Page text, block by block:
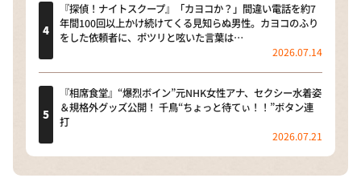
『探偵！ナイトスクープ』「カヨコか？」間違い電話を約7
年間100回以上かけ続けてくる見知らぬ男性。カヨコのふり
をした依頼者に、ポツリと呟いた言葉は…
2026.07.14
『相席食堂』“爆烈ボイン”元NHK女性アナ、セクシー水着姿
＆規格外グッズ公開！ 千鳥“ちょっと待てぃ！！”ボタン連
打
2026.07.21